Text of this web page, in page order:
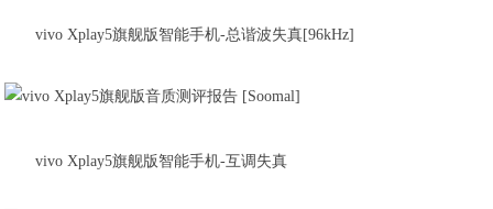
vivo Xplay5旗舰版智能手机-总谐波失真[96kHz]
vivo Xplay5旗舰版智能手机-互调失真